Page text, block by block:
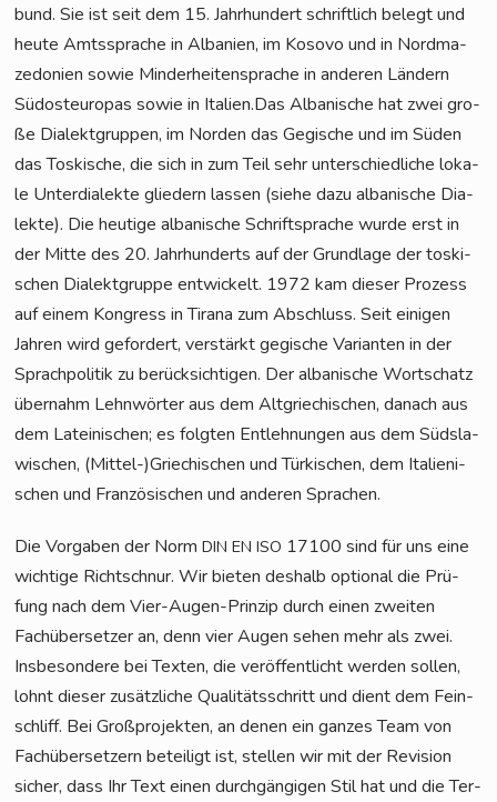
bund. Sie ist seit dem 15. Jahr­hun­dert schrift­lich belegt und
heu­te Amts­spra­che in Alba­ni­en, im Koso­vo und in Nord­ma­
ze­do­ni­en sowie Min­der­hei­ten­spra­che in ande­ren Län­dern
Süd­ost­eu­ro­pas sowie in Italien.Das Alba­ni­sche hat zwei gro­
ße Dia­lekt­grup­pen, im Nor­den das Gegi­sche und im Süden
das Tos­ki­sche, die sich in zum Teil sehr unter­schied­li­che loka­
le Unter­dia­lek­te glie­dern las­sen (sie­he dazu alba­ni­sche Dia­
lek­te). Die heu­ti­ge alba­ni­sche Schrift­spra­che wur­de erst in
der Mit­te des 20. Jahr­hun­derts auf der Grund­la­ge der tos­ki­
schen Dia­lekt­grup­pe ent­wi­ckelt. 1972 kam die­ser Pro­zess
auf einem Kon­gress in Tira­na zum Abschluss. Seit eini­gen
Jah­ren wird gefor­dert, ver­stärkt gegi­sche Vari­an­ten in der
Sprach­po­li­tik zu berück­sich­ti­gen. Der alba­ni­sche Wort­schatz
über­nahm Lehn­wör­ter aus dem Alt­grie­chi­schen, danach aus
dem Latei­ni­schen; es folg­ten Ent­leh­nun­gen aus dem Süd­sla­
wi­schen, (Mittel-)Griechischen und Tür­ki­schen, dem Ita­lie­ni­
schen und Fran­zö­si­schen und ande­ren Sprachen.
Die Vor­ga­ben der NormDIN EN ISO 17100 sind für uns eine
wich­ti­ge Richt­schnur. Wir bie­ten des­halb optio­nal die Prü­
fung nach dem Vier-Augen-Prin­zip durch einen zwei­ten
Fach­über­set­zer an, denn vier Augen sehen mehr als zwei.
Ins­be­son­de­re bei Tex­ten, die ver­öf­fent­licht wer­den sol­len,
lohnt die­ser zusätz­li­che Qua­li­täts­schritt und dient dem Fein­
schliff. Bei Groß­pro­jek­ten, an denen ein gan­zes Team von
Fach­über­set­zern betei­ligt ist, stel­len wir mit der Revi­si­on
sicher, dass Ihr Text einen durch­gän­gi­gen Stil hat und die Ter­